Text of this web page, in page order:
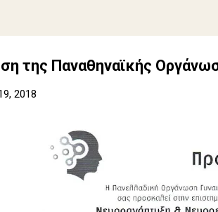
της Παναθηναϊκής
2018